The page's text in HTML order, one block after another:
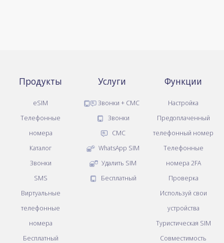
Продукты
eSIM
Телефонные
номера
Каталог
Звонки
SMS
Виртуальные
телефонные
номера
Бесплатный
Услуги
Звонки + СМС
Звонки
СМС
WhatsApp SIM
Удалить SIM
Бесплатный
Функции
Настройка
Предоплаченный
телефонный номер
Телефонные
номера 2FA
Проверка
Используй свои
устройства
Туристическая SIM
Совместимость